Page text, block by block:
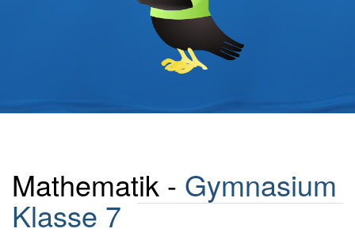
Mathematik - Gymnasium
Klasse 7